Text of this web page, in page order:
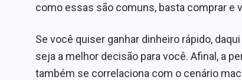
como essas são comuns, basta comprar e
Se você quiser ganhar dinheiro rápido,
seja a melhor decisão para você. Afinal, a
também se correlaciona com o cenário